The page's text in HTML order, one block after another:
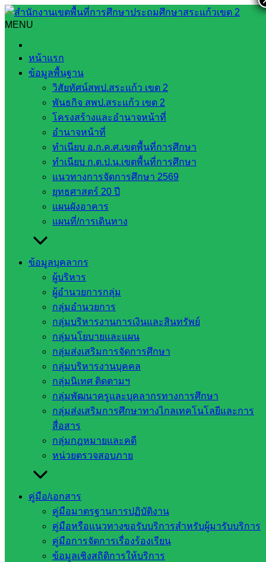
Skip
to
content
MENU
หน้าแรก
ข้อมูลพื้นฐาน
วิสัยทัศน์สพป.สระแก้ว เขต 2
พันธกิจ สพป.สระแก้ว เขต 2
โครงสร้างและอำนาจหน้าที่
อำนาจหน้าที่
ทำเนียบ อ.ก.ค.ศ.เขตพื้นที่การศึกษา
ทำเนียบ ก.ต.ป.น.เขตพื้นที่การศึกษา
แนวทางการจัดการศึกษา 2569
ยุทธศาสตร์ 20 ปี
แผนผังอาคาร
แผนที่/การเดินทาง
ข้อมูลบุคลากร
ผู้บริหาร
ผู้อำนวยการกลุ่ม
กลุ่มอำนวยการ
กลุ่มบริหารงานการเงินและสินทรัพย์
กลุ่มนโยบายและแผน
กลุ่มส่งเสริมการจัดการศึกษา
กลุ่มบริหารงานบุคคล
กลุ่มนิเทศ ติดตามฯ
กลุ่มพัฒนาครูและบุคลากรทางการศึกษา
กลุ่มส่งเสริมการศึกษาทางไกลเทคโนโลยีและการ
สื่อสาร
กลุ่มกฎหมายและคดี
หน่วยตรวจสอบภาย
คู่มือ/เอกสาร
คู่มือมาตรฐานการปฏิบัติงาน
คู่มือหรือแนวทางขอรับบริการสำหรับผู้มารับบริการ
คู่มือการจัดการเรื่องร้องเรียน
ข้อมูลเชิงสถิติการให้บริการ
Search
สพป.สระแก้ว เขต 2 ติดตามสถานศึกษาเตรียมความพร้อมเพื่อ
ขอรับรางวัลพระราชทาน
สพป.สระแก้ว เขต 2 ติดตามสถานศึกษา
เตรียมความพร้อมเพื่อขอรับรางวัล
พระราชทาน
พฤศจิกายน 8, 2021พฤศจิกายน 8, 2021
ประชาสัมพันธ์ สพป.สก.2
วันที่ 29 ตุลาคม 2564 นายอัมพล หันทยุง ผู้อำนวยการสำนักงาน
อำนวยการกลุ่มนิเทศ ติดตามแลประเมินผลการจัดการศึกษา
และผู้อำนวยการกลุ่มส่งเสริมการจัดการศึกษา ลงพื้นที่เยี่ยมให้
กำลังใจผู้บริหารสถานศึกษาและครู และติดตามการเตรียม
ความพร้อมการประเมินสถานศึกษา (ระดับประถมศึกษา ขนาด
เล็ก) เพื่อรับรางวัลพระราชทาน ระดับการศึกษาขั้นพื้นฐาน ปี
การศึกษา 2564 ระดับจังหวัด ณ โรงเรียนบ้านหนองหมู อำเภอ
วัฒนานคร จังหวัดสระแก้ว